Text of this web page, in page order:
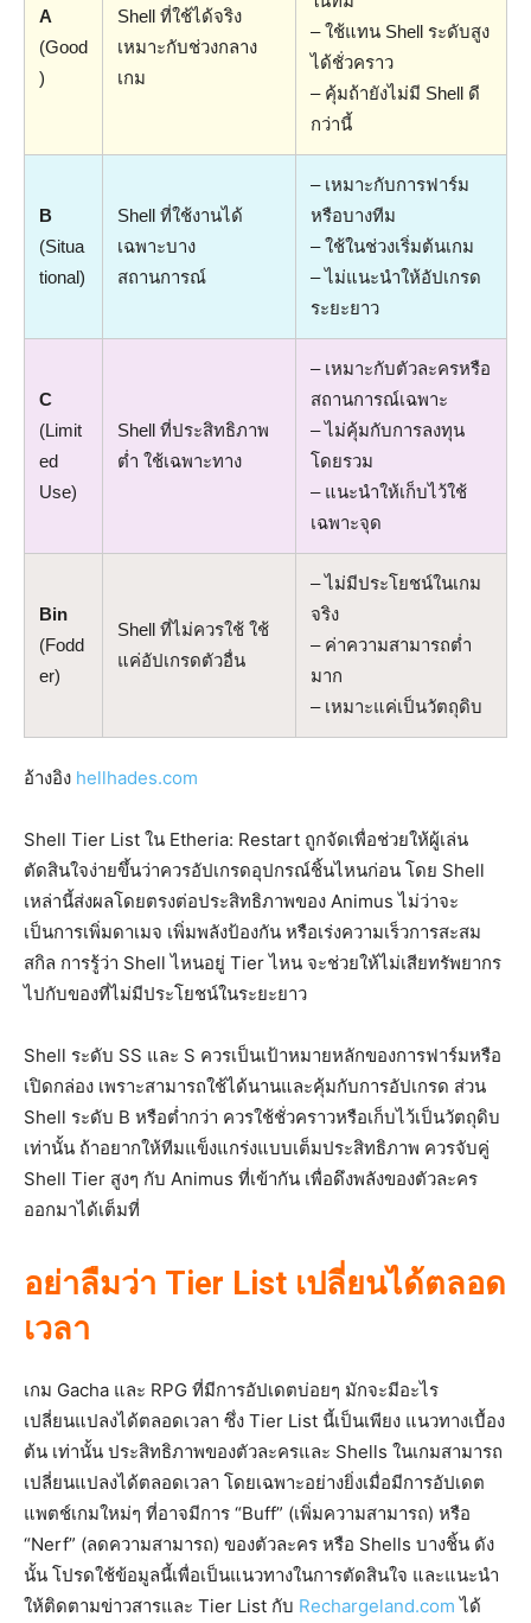
A
(Good
)
Shell ที่ใช้ได้จริง
เหมาะกับช่วงกลาง
เกม
– ใช้แทน Shell ระดับสูง
ได้ชั่วคราว
– คุ้มถ้ายังไม่มี Shell ดี
กว่านี้
B
(Situa
tional)
Shell ที่ใช้งานได้
เฉพาะบาง
สถานการณ์
– เหมาะกับการฟาร์ม
หรือบางทีม
– ใช้ในช่วงเริ่มต้นเกม
– ไม่แนะนำให้อัปเกรด
ระยะยาว
C
(Limit
ed
Use)
Shell ที่ประสิทธิภาพ
ต่ำ ใช้เฉพาะทาง
– เหมาะกับตัวละครหรือ
สถานการณ์เฉพาะ
– ไม่คุ้มกับการลงทุน
โดยรวม
– แนะนำให้เก็บไว้ใช้
เฉพาะจุด
Bin
(Fodd
er)
Shell ที่ไม่ควรใช้ ใช้
แค่อัปเกรดตัวอื่น
– ไม่มีประโยชน์ในเกม
จริง
– ค่าความสามารถต่ำ
มาก
– เหมาะแค่เป็นวัตถุดิบ
อ้างอิง hellhades.com
Shell Tier List ใน Etheria: Restart ถูกจัดเพื่อช่วยให้ผู้เล่น
ตัดสินใจง่ายขึ้นว่าควรอัปเกรดอุปกรณ์ชิ้นไหนก่อน โดย Shell
เหล่านี้ส่งผลโดยตรงต่อประสิทธิภาพของ Animus ไม่ว่าจะ
เป็นการเพิ่มดาเมจ เพิ่มพลังป้องกัน หรือเร่งความเร็วการสะสม
สกิล การรู้ว่า Shell ไหนอยู่ Tier ไหน จะช่วยให้ไม่เสียทรัพยากร
ไปกับของที่ไม่มีประโยชน์ในระยะยาว
Shell ระดับ SS และ S ควรเป็นเป้าหมายหลักของการฟาร์มหรือ
เปิดกล่อง เพราะสามารถใช้ได้นานและคุ้มกับการอัปเกรด ส่วน
Shell ระดับ B หรือต่ำกว่า ควรใช้ชั่วคราวหรือเก็บไว้เป็นวัตถุดิบ
เท่านั้น ถ้าอยากให้ทีมแข็งแกร่งแบบเต็มประสิทธิภาพ ควรจับคู่
Shell Tier สูงๆ กับ Animus ที่เข้ากัน เพื่อดึงพลังของตัวละคร
ออกมาได้เต็มที่
อย่าลืมว่า Tier List เปลี่ยนได้ตลอด
เวลา
เกม Gacha และ RPG ที่มีการอัปเดตบ่อยๆ มักจะมีอะไร
เปลี่ยนแปลงได้ตลอดเวลา ซึ่ง Tier List นี้เป็นเพียง แนวทางเบื้อง
ต้น เท่านั้น ประสิทธิภาพของตัวละครและ Shells ในเกมสามารถ
เปลี่ยนแปลงได้ตลอดเวลา โดยเฉพาะอย่างยิ่งเมื่อมีการอัปเดต
แพตช์เกมใหม่ๆ ที่อาจมีการ “Buff” (เพิ่มความสามารถ) หรือ
“Nerf” (ลดความสามารถ) ของตัวละคร หรือ Shells บางชิ้น ดัง
นั้น โปรดใช้ข้อมูลนี้เพื่อเป็นแนวทางในการตัดสินใจ และแนะนำ
ให้ติดตามข่าวสารและ Tier List กับ Rechargeland.com ได้